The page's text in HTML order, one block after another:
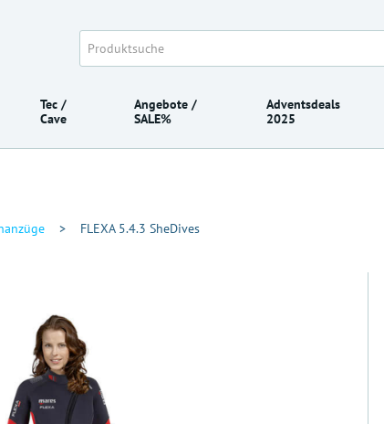
Tec /
Cave
Angebote /
SALE%
Adventsdeals
2025
> FLEXA 5.4.3 SheDives